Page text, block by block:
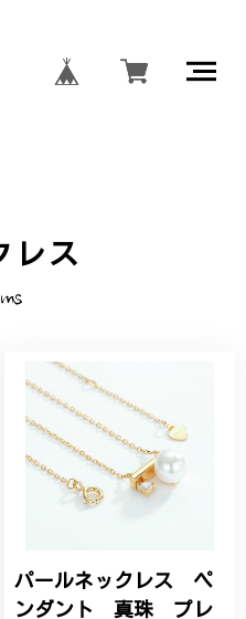
レス
パールネックレス ペ
ンダント 真珠 プレ